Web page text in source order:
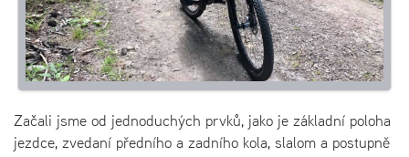
Začali jsme od jednoduchých prvků, jako je základní poloha
jezdce, zvedaní předního a zadního kola, slalom a postupně